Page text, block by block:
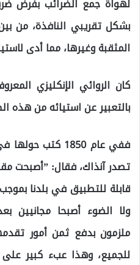
بشكل تقريبي النافذة، من
المثقبة وغيرها، مما أدى
كان الروائي الإنكليزي
بالتعبير عن استيائه من هذه
تصدر آنذاك، فقال: ”أصبحت
قابلة للتطبيق في بلدنا
ولا الضوء أصبحا مجانيين
ملزمون بدفع ثمن أمور
للجميع، وهذا عبء كبير